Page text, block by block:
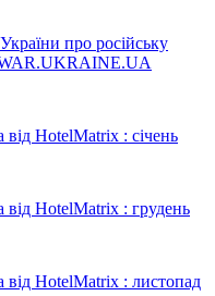
про російську
WAR.UKRAINE.UA
від HotelMatrix : січень
від HotelMatrix : грудень
від HotelMatrix : листопад